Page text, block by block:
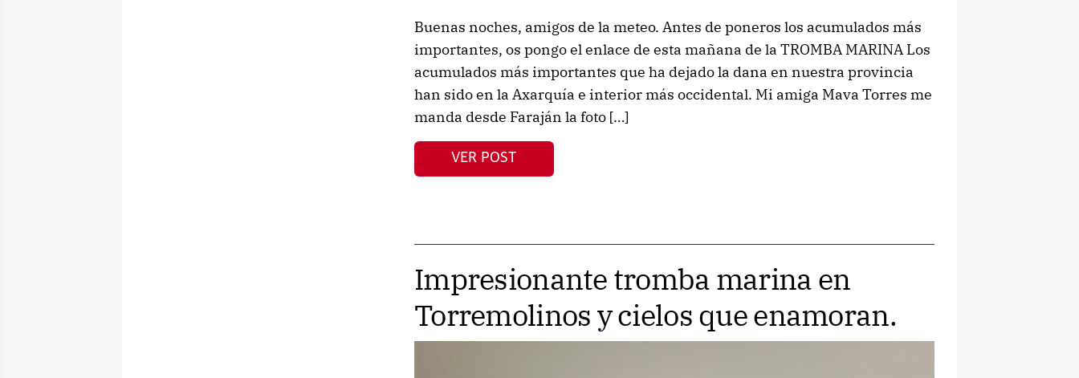
Buenas noches, amigos de la meteo. Antes de poneros los acumulados más
importantes, os pongo el enlace de esta mañana de la TROMBA MARINA Los
acumulados más importantes que ha dejado la dana en nuestra provincia
han sido en la Axarquía e interior más occidental. Mi amiga Mava Torres me
manda desde Faraján la foto […]
VER POST
Impresionante tromba marina en
Torremolinos y cielos que enamoran.